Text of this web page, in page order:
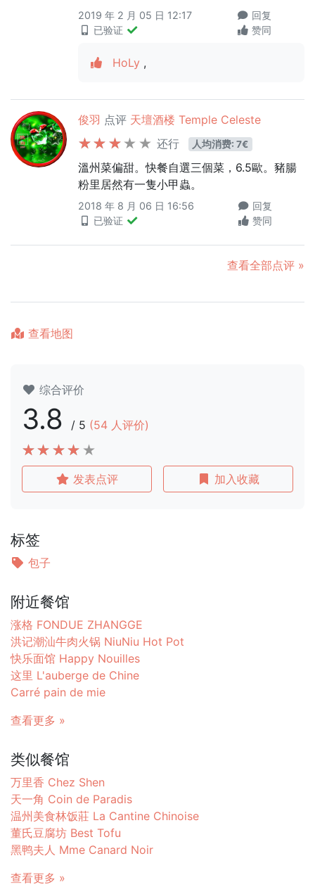
2019 年 2 月 05 日 12:17
已验证
回复
赞同
HoLy ,
俊羽 点评 天壇酒楼 Temple Celeste
还行
人均消费: 7€
溫州菜偏甜。快餐自選三個菜，6.5歐。豬腸
粉里居然有一隻小甲蟲。
2018 年 8 月 06 日 16:56
已验证
回复
赞同
查看全部点评 »
查看地图
综合评价
3.8 / 5 (54 人评价)
发表点评 加入收藏
标签
包子
附近餐馆
涨格 FONDUE ZHANGGE
洪记潮汕牛肉火锅 NiuNiu Hot Pot
快乐面馆 Happy Nouilles
这里 L'auberge de Chine
Carré pain de mie
查看更多 »
类似餐馆
万里香 Chez Shen
天一角 Coin de Paradis
温州美食林饭莊 La Cantine Chinoise
董氏豆腐坊 Best Tofu
黑鸭夫人 Mme Canard Noir
查看更多 »